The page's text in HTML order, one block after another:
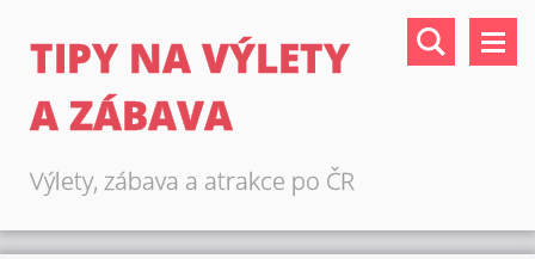
TIPY NA VÝLETY
A ZÁBAVA
Výlety, zábava a atrakce po ČR